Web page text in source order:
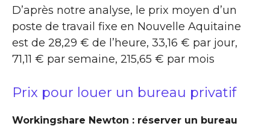
D’après notre analyse, le prix moyen d’un
poste de travail fixe en Nouvelle Aquitaine
est de 28,29 € de l’heure, 33,16 € par jour,
71,11 € par semaine, 215,65 € par mois
Prix pour louer un bureau privatif
Workingshare Newton : réserver un bureau